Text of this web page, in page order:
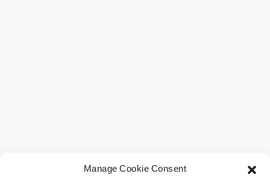
Manage Cookie Consent